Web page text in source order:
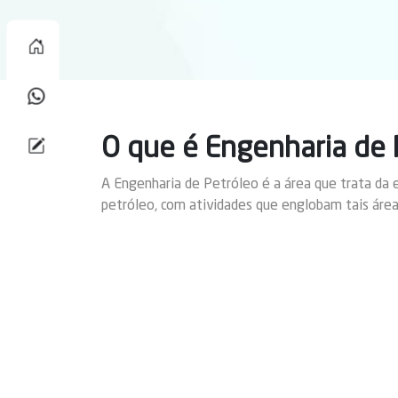
O que é Engenharia de
A Engenharia de Petróleo é a área que trata da
petróleo, com atividades que englobam tais